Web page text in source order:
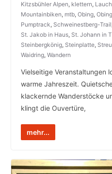
Kitzsbühler Alpen, klettern,
Mountainbiken, mtb, Obing,
Pumptrack, Schweinestberg-Trail
St. Jakob in Haus, St. Johann in
Steinbergkönig, Steinplatte,
Waidring, Wandern
Vielseitige Veranstaltungen
warme Jahreszeit.
klackernde Wanderstöcke
klingt die Ouvertüre,
mehr...